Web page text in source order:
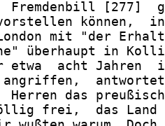
Fremdenbill [277]
können,
mit "der
überhaupt in
etwa  acht Jahren
Herren das
frei,  das